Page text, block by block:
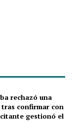
rechazó una
confirmar con
gestionó el